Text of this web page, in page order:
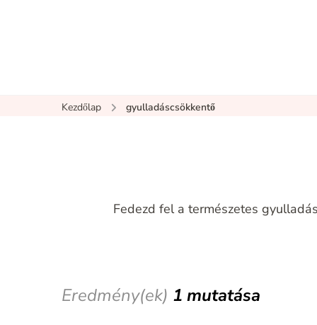
Kezdőlap gyulladáscsökkentő
Fedezd fel a természetes
Eredmény(ek) 1 mutatása